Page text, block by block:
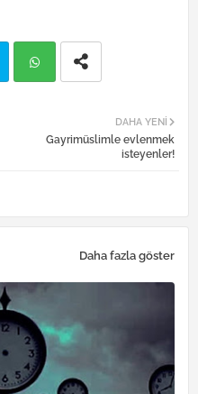
DAHA YENI
Gayrimüslimle evlenmek
isteyenler!
Daha fazla göster